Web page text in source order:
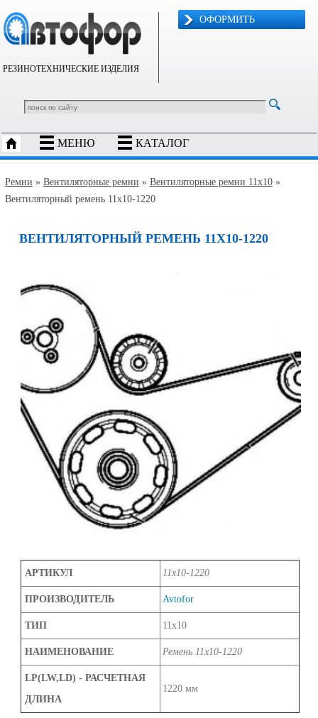
РЕЗИНОТЕХНИЧЕСКИЕ ИЗДЕЛИЯ
ОФОРМИТЬ
МЕНЮ КАТАЛОГ
Ремни » Вентиляторные ремни » Вентиляторные ремни 11х10»
Вентиляторный ремень 11х10-1220
ВЕНТИЛЯТОРНЫЙ РЕМЕНЬ 11Х10-1220
АРТИКУЛ 11х10-1220
ПРОИЗВОДИТЕЛЬ Avtofor
ТИП 11х10
НАИМЕНОВАНИЕ Ремень 11х10-1220
LP(LW,LD) - РАСЧЕТНАЯ
ДЛИНА
1220 мм